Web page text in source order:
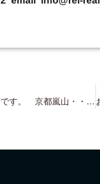
またまた・・レア物入庫です。 京都嵐山・・詳細は書けない（笑）歴史的にも価値ありの 邸宅です。ここに邸宅を所有できる ステータスは半端ない・・